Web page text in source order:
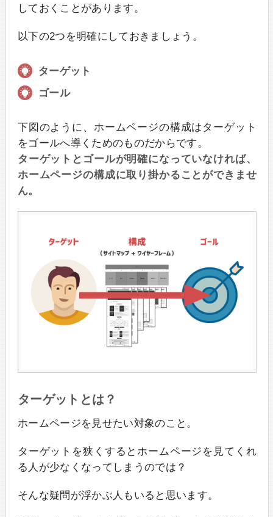
しておくことがあります。
以下の2つを明確にしておきましょう。
ターゲット
ゴール
下図のように、ホームページの構成はターゲット
をゴールへ導くためのものだからです。
ターゲットとゴールが明確になっていなければ、
ホームページの構成に取り掛かることができませ
ん。
ターゲットとは？
ホームページを見せたい対象のこと。
ターゲットを狭くするとホームページを見てくれ
る人が少なくなってしまうのでは？
そんな疑問が浮かぶ人もいると思います。